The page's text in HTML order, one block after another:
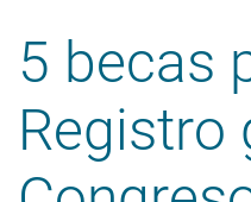
5 becas
Registro